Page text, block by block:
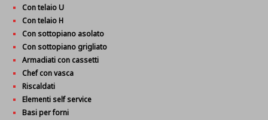
Con telaio U
Con telaio H
Con sottopiano asolato
Con sottopiano grigliato
Armadiati con cassetti
Chef con vasca
Riscaldati
Elementi self service
Basi per forni